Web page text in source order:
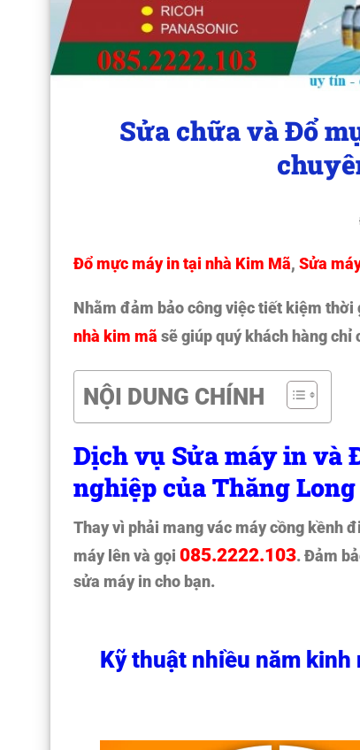
Sửa chữa và Đổ
Đổ mực máy in tại nhà Kim Mã,Sửa
Nhằm đảm bảo công việc tiết kiệm
nhà kim mã sẽ giúp quý khách hàng
NỘI DUNG CHÍNH
Dịch vụ Sửa máy in và
nghiệp của Thăng
Thay vì phải mang vác máy cồng kềnh
máy lên và gọi085.2222.103. Đảm
sửa máy in cho bạn.
Kỹ thuật nhiều năm kinh